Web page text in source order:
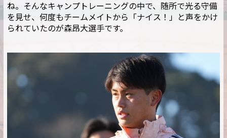
ね。そんなキャンプトレーニングの中で、随所で光る守備
を見せ、何度もチームメイトから「ナイス！」と声をかけ
られていたのが森昂大選手です。